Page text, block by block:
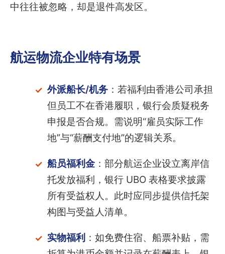
中往往被忽略，却是退件高发区。
航运物流企业特有场景
外派船长/机务：若福利由香港公司承担
但员工不在香港履职，银行会质疑税务
申报是否合规。需说明“雇员实际工作
地”与“薪酬支付地”的逻辑关系。
船员福利金：部分航运企业设立离岸信
托发放福利，银行 UBO 表格要求披露
所有受益权人。此时应同步提供信托架
构图与受益人清单。
实物福利 ：如免费住宿、船票补贴，需